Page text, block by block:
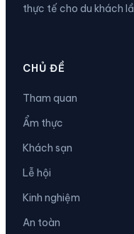
thực tế cho du khách
CHỦ ĐỀ
Tham quan
Ẩm thực
Khách sạn
Lễ hội
Kinh nghiệm
An toàn